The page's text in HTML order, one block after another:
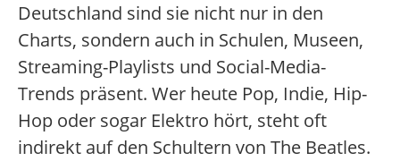
Deutschland sind sie nicht nur in den
Charts, sondern auch in Schulen, Museen,
Streaming-Playlists und Social-Media-
Trends präsent. Wer heute Pop, Indie, Hip-
Hop oder sogar Elektro hört, steht oft
indirekt auf den Schultern von The Beatles.